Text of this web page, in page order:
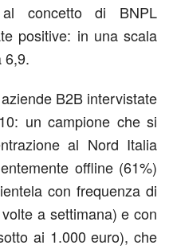
concetto di BNPL
positive: in una scala
6,9.
B2B intervistate
un campione che si
al Nord Italia
offline (61%)
con frequenza di
a settimana) e con
ai 1.000 euro), che